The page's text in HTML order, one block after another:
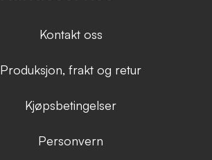
Kontakt oss
Produksjon, frakt og retur
Kjøpsbetingelser
Personvern